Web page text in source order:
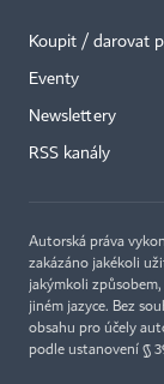
Koupit / darovat
Eventy
Newslettery
RSS kanály
Autorská práva
zakázáno jakékoli
jakýmkoli
jiném jazyce. Bez
obsahu pro účely
podle ustanovení §